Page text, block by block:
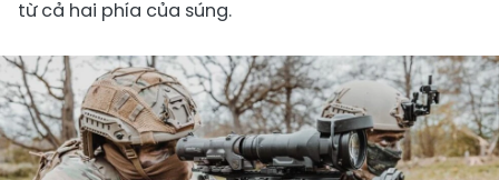
từ cả hai phía của súng.